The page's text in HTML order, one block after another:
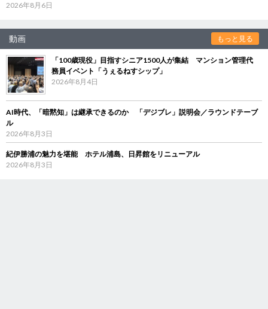
2026年8月6日
動画 もっと見る
「100歳現役」目指すシニア1500人が集結 マンション管理代
務員イベント「うぇるねすシップ」
2026年8月4日
AI時代、「暗黙知」は継承できるのか 「デジブレ」説明会／ラウンドテーブ
ル
2026年8月3日
紀伊勝浦の魅力を堪能 ホテル浦島、日昇館をリニューアル
2026年8月3日